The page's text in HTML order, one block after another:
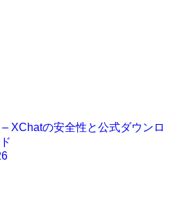
XChatの安全性と公式ダウンロ